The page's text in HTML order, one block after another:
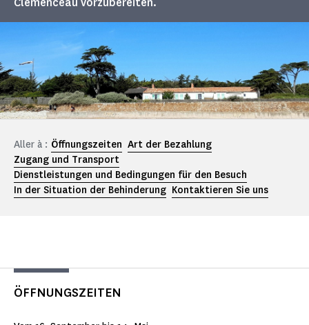
Aller à : Öffnungszeiten Art der Bezahlung
Zugang und Transport
Dienstleistungen und Bedingungen für den Besuch
In der Situation der Behinderung Kontaktieren Sie uns
ÖFFNUNGSZEITEN